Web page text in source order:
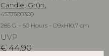
Candle, Grün,
4537500300
285 G. - 50 Hours - D9xH10,7 cm
UVP
€ 44,90